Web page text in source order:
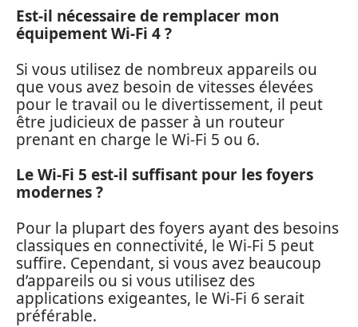
Est-il nécessaire de remplacer mon
équipement Wi-Fi 4 ?
Si vous utilisez de nombreux appareils ou
que vous avez besoin de vitesses élevées
pour le travail ou le divertissement, il peut
être judicieux de passer à un routeur
prenant en charge le Wi-Fi 5 ou 6.
Le Wi-Fi 5 est-il suffisant pour les foyers
modernes ?
Pour la plupart des foyers ayant des besoins
classiques en connectivité, le Wi-Fi 5 peut
suffire. Cependant, si vous avez beaucoup
d’appareils ou si vous utilisez des
applications exigeantes, le Wi-Fi 6 serait
préférable.